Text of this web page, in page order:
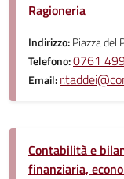
Ragioneria
Indirizzo:Piazza del
Telefono:0761
Email:
Contabilità e
finanziaria,